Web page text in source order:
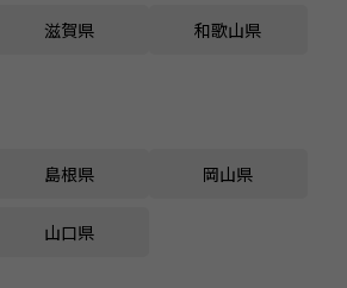
滋賀県 和歌山県
島根県 岡山県
山口県